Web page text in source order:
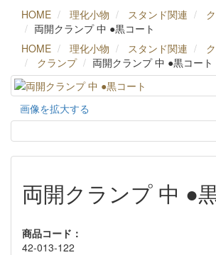
HOME 理化小物 スタンド関連
両開クランプ 中 ●黒コート
HOME
理化小物 スタンド関連
クランプ
両開クランプ 中 ●黒コート
画像を拡大する
両開クランプ 中 ●
商品コード：
42-013-122